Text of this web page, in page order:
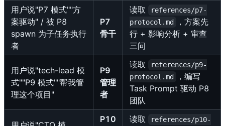
用户说"P7 模式""方
案驱动" / 被 P8
spawn 为子任务执行
者
P7
骨干
读取
references/p7-
protocol.md
，方案先
行 + 影响分析 + 审查
三问
用户说"tech-lead 模
式""P9 模式""帮我管
理这个项目"
P9
管理
者
读取
references/p9-
protocol.md
，编写
Task Prompt 驱动 P8
团队
P10
读取
references/p10-